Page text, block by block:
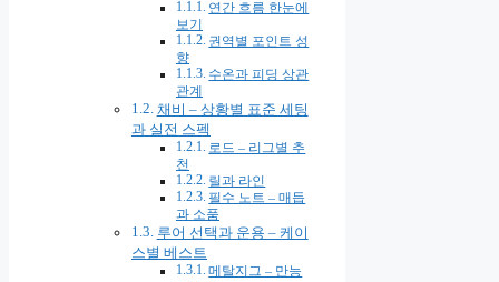
연간 흐름 한눈에
보기
권역별 포인트 성
향
수온과 피딩 상관
관계
채비 – 상황별 표준 세팅
과 실전 스펙
로드 – 리그별 추
천
릴과 라인
필수 노트 – 매듭
과 소품
루어 선택과 운용 – 케이
스별 베스트
메탈지그 – 만능